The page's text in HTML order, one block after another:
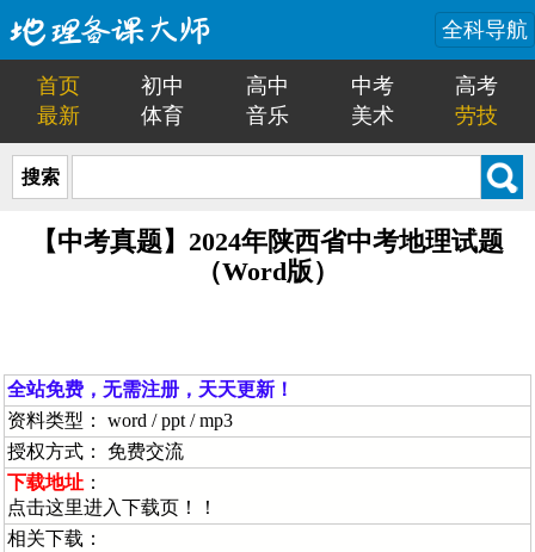
全科导航
首页 初中 高中 中考
高考
最新
体育 音乐 美术 劳技
搜索
【中考真题】2024年陕西省中考地理试题
（Word版）
全站免费，无需注册，天天更新！
资料类型： word / ppt / mp3
授权方式： 免费交流
下载地址 ：
点击这里进入下载页！！
相关下载：